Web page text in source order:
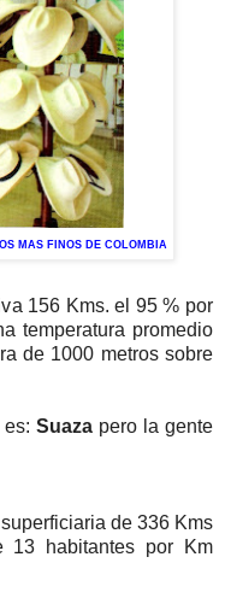
MAS FINOS DE COLOMBIA
156 Kms. el 95 % por
temperatura promedio
de 1000 metros sobre
es: Suaza pero la gente
de 336 Kms
13 habitantes por Km